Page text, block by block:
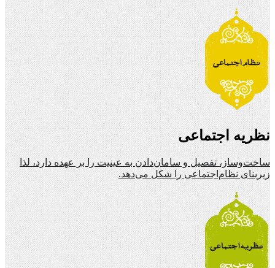
نظریه اجتماعی
ساخت‌وساز، تفصیل و سامان‌دادن به عینیت را بر عهده دارد، لذا
زیربنای نظام‌اجتماعی را شکل می‌دهد.